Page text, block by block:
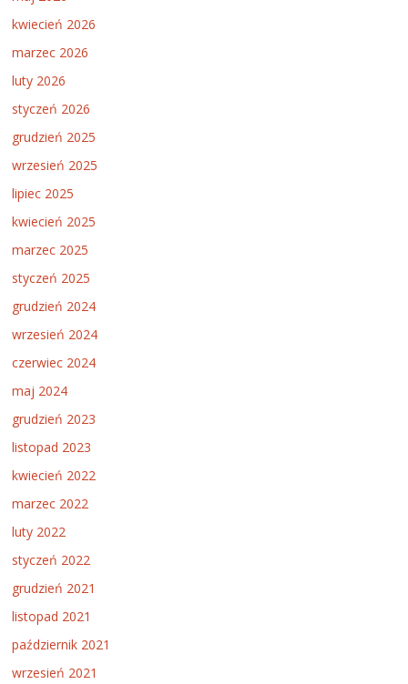
kwiecień 2026
marzec 2026
luty 2026
styczeń 2026
grudzień 2025
wrzesień 2025
lipiec 2025
kwiecień 2025
marzec 2025
styczeń 2025
grudzień 2024
wrzesień 2024
czerwiec 2024
maj 2024
grudzień 2023
listopad 2023
kwiecień 2022
marzec 2022
luty 2022
styczeń 2022
grudzień 2021
listopad 2021
październik 2021
wrzesień 2021